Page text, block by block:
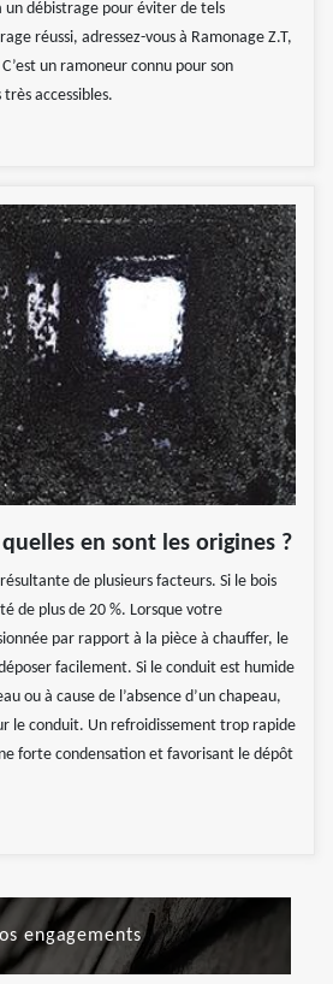
débistrage pour éviter de tels
réussi, adressez-vous à Ramonage Z.T,
un ramoneur connu pour son
accessibles.
en sont les origines ?
de plusieurs facteurs. Si le bois
de plus de 20 %. Lorsque votre
par rapport à la pièce à chauffer, le
facilement. Si le conduit est humide
ou à cause de l’absence d’un chapeau,
le conduit. Un refroidissement trop rapide
forte condensation et favorisant le dépôt
engagements